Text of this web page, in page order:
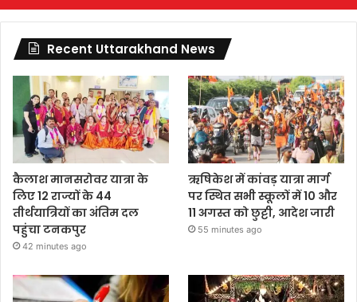
Recent Uttarakhand News
कैलाश मानसरोवर यात्रा के
लिए 12 राज्यों के 44
तीर्थयात्रियों का अंतिम दल
पहुंचा टनकपुर
42 minutes ago
ऋषिकेश में कांवड़ यात्रा मार्ग
पर स्थित सभी स्कूलों में 10 और
11 अगस्त को छुट्टी, आदेश जारी
55 minutes ago